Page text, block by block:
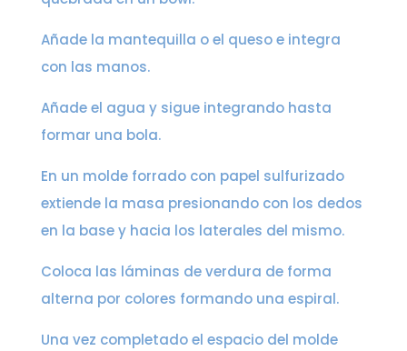
Añade la mantequilla o el queso e integra
con las manos.
Añade el agua y sigue integrando hasta
formar una bola.
En un molde forrado con papel sulfurizado
extiende la masa presionando con los dedos
en la base y hacia los laterales del mismo.
Coloca las láminas de verdura de forma
alterna por colores formando una espiral.
Una vez completado el espacio del molde